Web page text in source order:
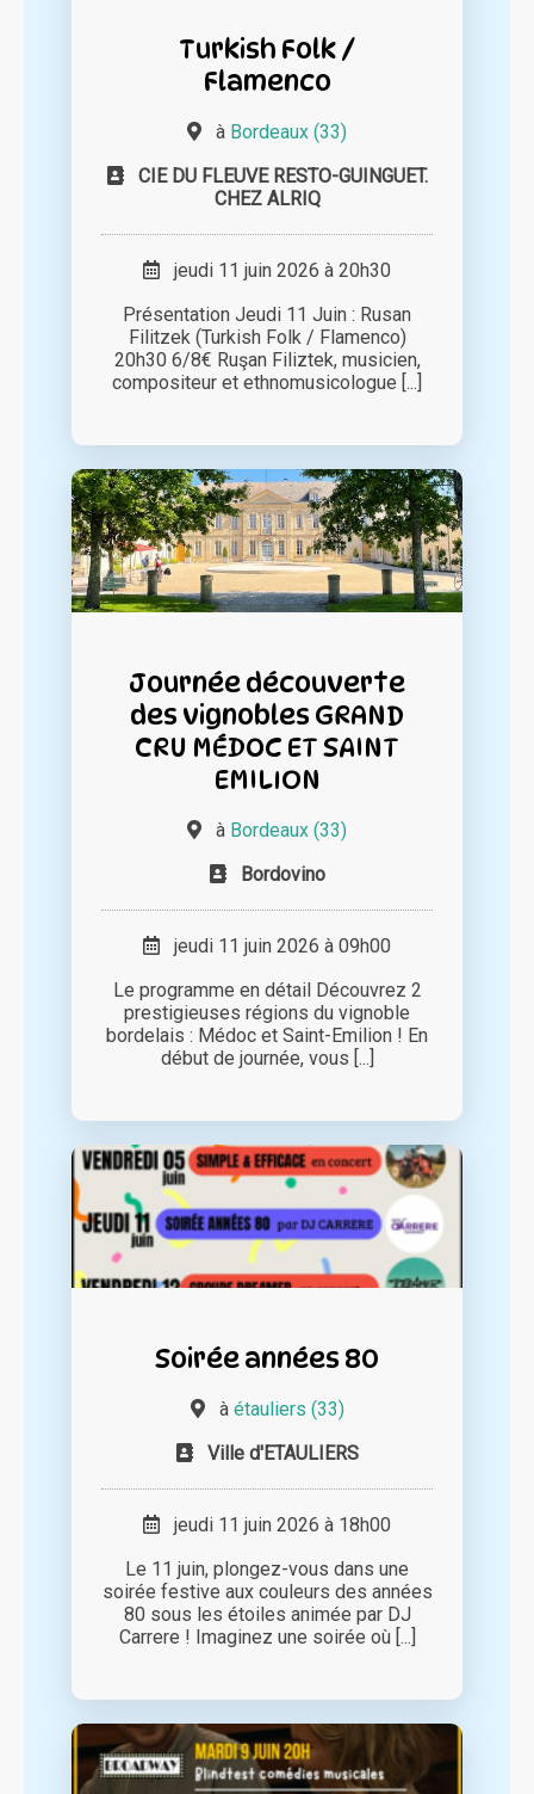
Turkish Folk /
Flamenco
à Bordeaux (33)
CIE DU FLEUVE RESTO-GUINGUET.
CHEZ ALRIQ
jeudi 11 juin 2026 à 20h30
Présentation Jeudi 11 Juin : Rusan
Filitzek (Turkish Folk / Flamenco)
20h30 6/8€ Ruşan Filiztek, musicien,
compositeur et ethnomusicologue [...]
Journée découverte
des vignobles GRAND
CRU MÉDOC ET SAINT
EMILION
à Bordeaux (33)
Bordovino
jeudi 11 juin 2026 à 09h00
Le programme en détail Découvrez 2
prestigieuses régions du vignoble
bordelais : Médoc et Saint-Emilion ! En
début de journée, vous [...]
Soirée années 80
à étauliers (33)
Ville d'ETAULIERS
jeudi 11 juin 2026 à 18h00
Le 11 juin, plongez-vous dans une
soirée festive aux couleurs des années
80 sous les étoiles animée par DJ
Carrere ! Imaginez une soirée où [...]